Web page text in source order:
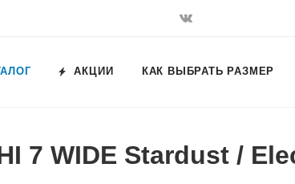
АКЦИИ КАК ВЫБРАТЬ РАЗМЕР
7 WIDE Stardust /